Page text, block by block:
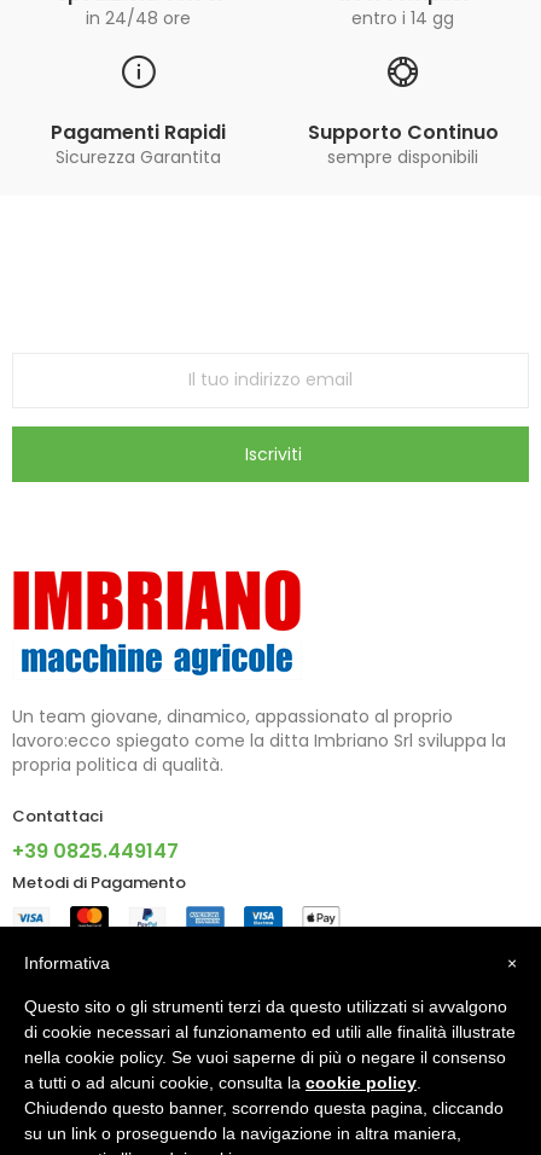
in 24/48 ore entro i 14 gg
Pagamenti Rapidi
Sicurezza Garantita
Supporto Continuo
sempre disponibili
Iscriviti
Un team giovane, dinamico, appassionato al proprio
lavoro:ecco spiegato come la ditta Imbriano Srl sviluppa la
propria politica di qualità.
Contattaci
+39 0825.449147
Metodi di Pagamento
Informazioni
Account
© 2024 - IMBRIANO S.R.L. PI 02805090640 - Made With ♥ By
X5G Digital Agency
×
Informativa
Questo sito o gli strumenti terzi da questo utilizzati si avvalgono
di cookie necessari al funzionamento ed utili alle finalità illustrate
nella cookie policy. Se vuoi saperne di più o negare il consenso
a tutti o ad alcuni cookie, consulta la cookie policy
Chiudendo questo banner, scorrendo questa pagina, cliccando
su un link o proseguendo la navigazione in altra maniera,